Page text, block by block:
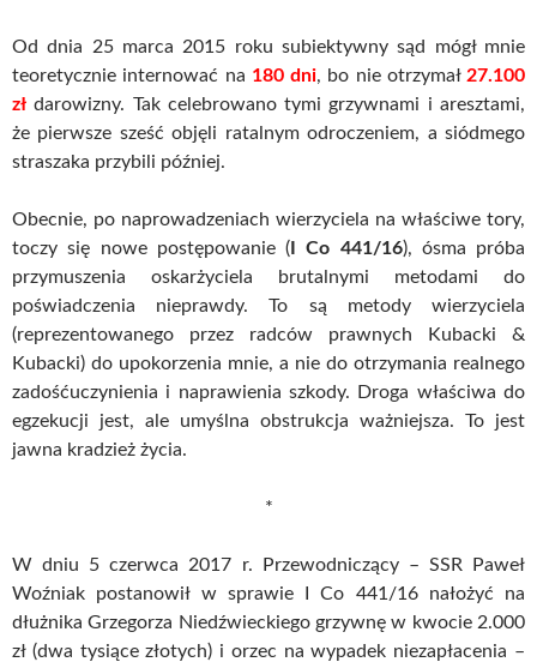
Od dnia 25 marca 2015 roku subiektywny sąd mógł mnie
teoretycznie internować na 180 dni, bo nie otrzymał 27.100
zł darowizny. Tak celebrowano tymi grzywnami i aresztami,
że pierwsze sześć objęli ratalnym odroczeniem, a siódmego
straszaka przybili później.
Obecnie, po naprowadzeniach wierzyciela na właściwe tory,
toczy się nowe postępowanie ( I Co 441/16), ósma próba
przymuszenia oskarżyciela brutalnymi metodami do
poświadczenia nieprawdy. To są metody wierzyciela
(reprezentowanego przez radców prawnych Kubacki &
Kubacki) do upokorzenia mnie, a nie do otrzymania realnego
zadośćuczynienia i naprawienia szkody. Droga właściwa do
egzekucji jest, ale umyślna obstrukcja ważniejsza. To jest
jawna kradzież życia.
*
W dniu 5 czerwca 2017 r. Przewodniczący – SSR Paweł
Woźniak postanowił w sprawie I Co 441/16 nałożyć na
dłużnika Grzegorza Niedźwieckiego grzywnę w kwocie 2.000
zł (dwa tysiące złotych) i orzec na wypadek niezapłacenia –